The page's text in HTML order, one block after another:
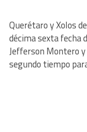
Querétaro y Xolos
décima sexta fecha
Jefferson Montero
segundo tiempo